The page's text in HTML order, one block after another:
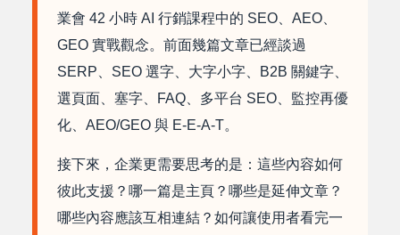
業會 42 小時 AI 行銷課程中的 SEO、AEO、
GEO 實戰觀念。前面幾篇文章已經談過
SERP、SEO 選字、大字小字、B2B 關鍵字、
選頁面、塞字、FAQ、多平台 SEO、監控再優
化、AEO/GEO 與 E-E-A-T。
接下來，企業更需要思考的是：這些內容如何
彼此支援？哪一篇是主頁？哪些是延伸文章？
哪些內容應該互相連結？如何讓使用者看完一